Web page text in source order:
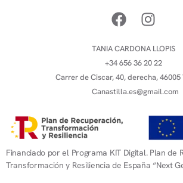
TANIA CARDONA LLOPIS
+34 656 36 20 22
Carrer de Ciscar, 40, derecha, 46005
Canastilla.es@gmail.com
Financiado por el Programa KIT Digital. Plan de
Transformación y Resiliencia de España “Next